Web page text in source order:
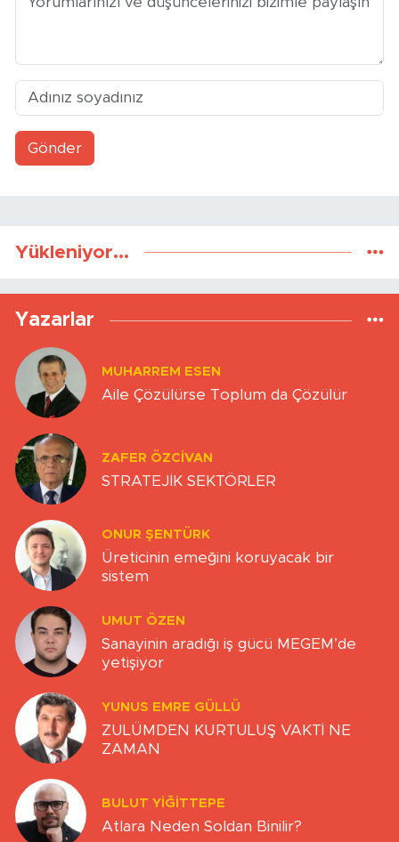
Gönder
Yükleniyor...
Yazarlar
MUHARREM ESEN
Aile Çözülürse Toplum da Çözülür
ZAFER ÖZCIVAN
STRATEJİK SEKTÖRLER
ONUR ŞENTÜRK
Üreticinin emeğini koruyacak bir
sistem
UMUT ÖZEN
Sanayinin aradığı iş gücü MEGEM’de
yetişiyor
YUNUS EMRE GÜLLÜ
ZULÜMDEN KURTULUŞ VAKTİ NE
ZAMAN
BULUT YİĞİTTEPE
Atlara Neden Soldan Binilir?